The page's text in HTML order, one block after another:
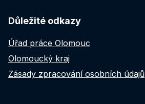
Důležité odkazy
Úřad práce Olomouc
Olomoucký kraj
Zásady zpracování osobních údajů